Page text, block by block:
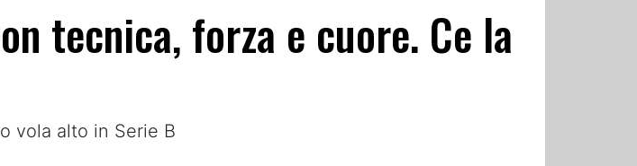
tecnica, forza e cuore. Ce la
vola alto in Serie B